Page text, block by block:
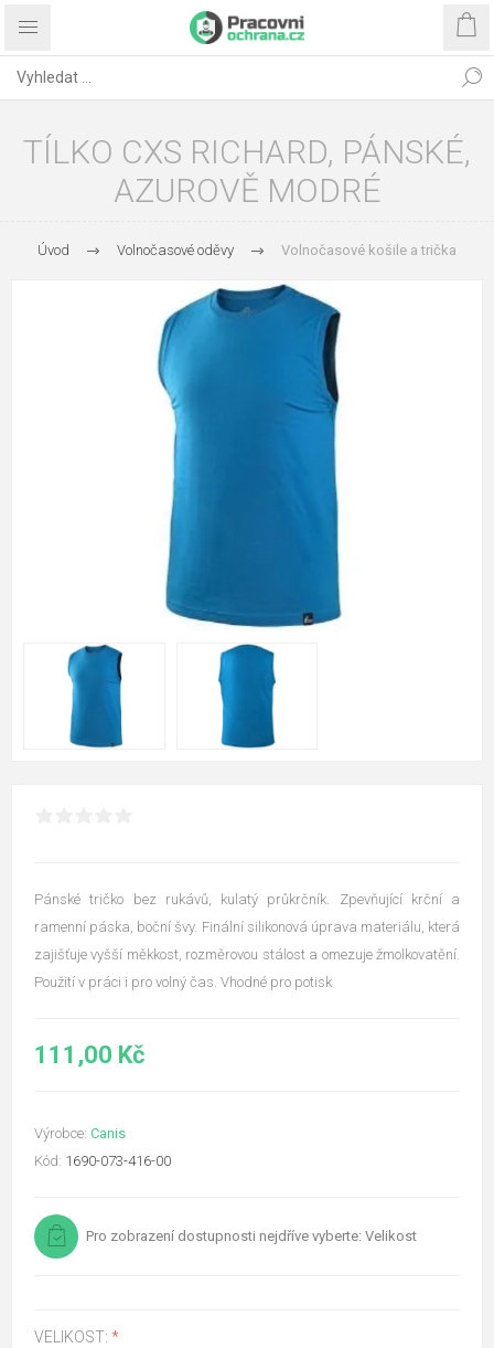
TÍLKO CXS RICHARD, PÁNSKÉ,
AZUROVĚ MODRÉ
Úvod Volnočasové oděvy Volnočasové košile a trička
Pánské tričko bez rukávů, kulatý průkrčník. Zpevňující krční a
ramenní páska, boční švy. Finální silikonová úprava materiálu, která
zajišťuje vyšší měkkost, rozměrovou stálost a omezuje žmolkovatění.
Použití v práci i pro volný čas. Vhodné pro potisk
111,00 Kč
Výrobce: Canis
Kód: 1690-073-416-00
Pro zobrazení dostupnosti nejdříve vyberte: Velikost
VELIKOST: *